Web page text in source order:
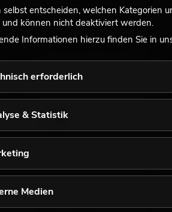
EUROLITE LED Strip flexibler Verbinder
Bestand reicht ca. 12 Wo.
4,90€
selbst entscheiden, welchen Kategorien
können nicht deaktiviert werden.
Informationen hierzu finden Sie in
erforderlich
& Statistik
Medien